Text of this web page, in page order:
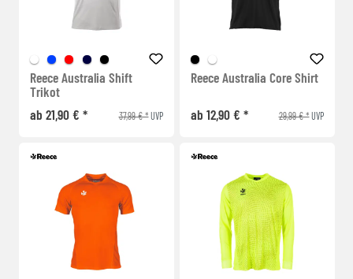
Reece Australia Shift
Trikot
ab 21,90 € *
37,99 € *UVP
Reece Australia Core Shirt
ab 12,90 € * 29,99 € *UVP